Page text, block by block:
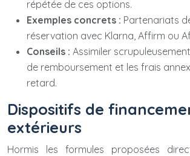
répétée de ces options.
Exemples concrets : Partenariats
réservation avec Klarna, Affirm ou
Conseils : Assimiler
de remboursement et les frais
retard.
Dispositifs de
extérieurs
Hormis les formules proposées